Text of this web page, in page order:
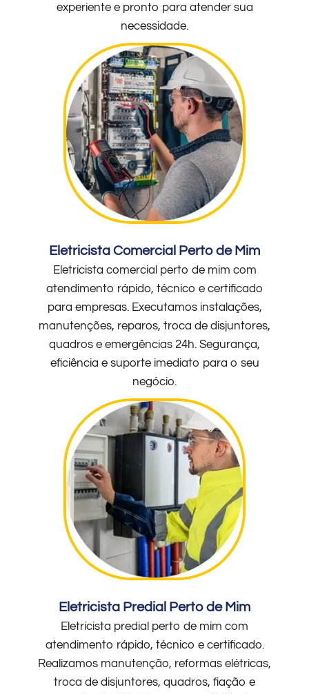
experiente e pronto para atender sua
necessidade.
Eletricista Comercial Perto de Mim
Eletricista comercial perto de mim com
atendimento rápido, técnico e certificado
para empresas. Executamos instalações,
manutenções, reparos, troca de disjuntores,
quadros e emergências 24h. Segurança,
eficiência e suporte imediato para o seu
negócio.
Eletricista Predial Perto de Mim
Eletricista predial perto de mim com
atendimento rápido, técnico e certificado.
Realizamos manutenção, reformas elétricas,
troca de disjuntores, quadros, fiação e